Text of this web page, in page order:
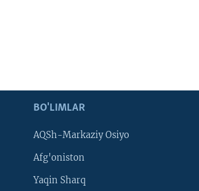
BO'LIMLAR
AQSh-Markaziy Osiyo
Afg'oniston
Yaqin Sharq